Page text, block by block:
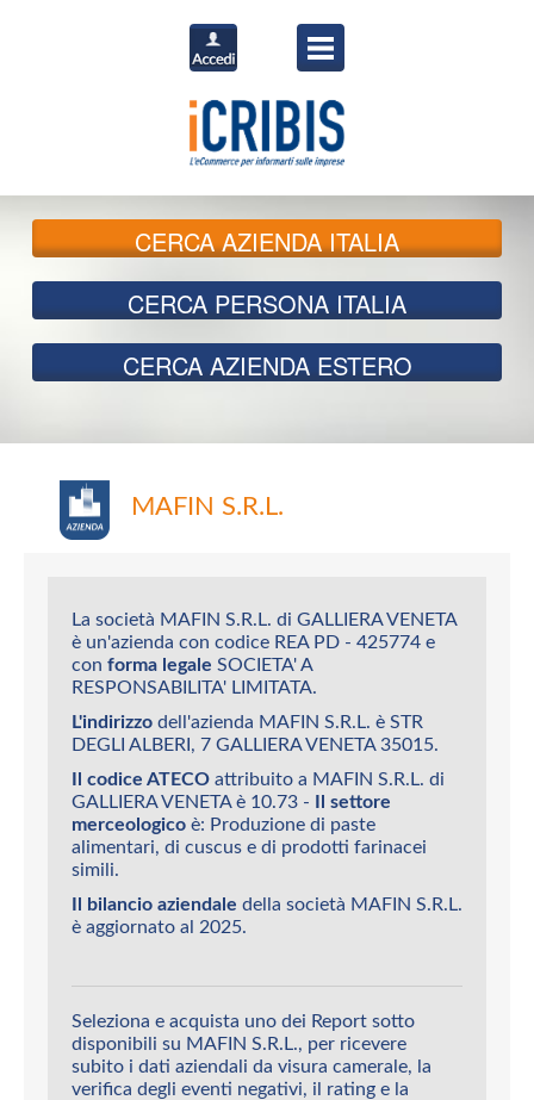
CERCAAZIENDA ITALIA
CERCA PERSONA ITALIA
CERCA AZIENDA ESTERO
MAFIN S.R.L.
La società MAFIN S.R.L. di GALLIERA VENETA
è un'azienda con codice REA PD - 425774 e
con forma legale SOCIETA' A
RESPONSABILITA' LIMITATA.
L'indirizzo dell'azienda MAFIN S.R.L. è STR
DEGLI ALBERI, 7 GALLIERA VENETA 35015.
Il codice ATECO attribuito a MAFIN S.R.L. di
GALLIERA VENETA è 10.73 - Il settore
merceologico è: Produzione di paste
alimentari, di cuscus e di prodotti farinacei
simili.
Il bilancio aziendale della società MAFIN S.R.L.
è aggiornato al 2025.
Seleziona e acquista uno dei Report sotto
disponibili su MAFIN S.R.L., per ricevere
subito i dati aziendali da visura camerale, la
verifica degli eventi negativi, il rating e la